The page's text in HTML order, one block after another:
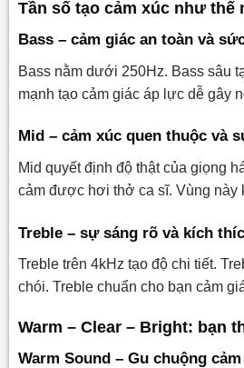
Tần số tạo cảm xúc như thế
Bass – cảm giác an toàn và
Bass nằm dưới 250Hz. Bass sâu
mạnh tạo cảm giác áp lực dễ gây
Mid – cảm xúc quen thuộc và
Mid quyết định độ thật của giọng
cảm được hơi thở ca sĩ. Vùng này
Treble – sự sáng rõ và kích
Treble trên 4kHz tạo độ chi tiết.
chói. Treble chuẩn cho bạn cảm
Warm – Clear – Bright: bạn
Warm Sound – Gu chuộng